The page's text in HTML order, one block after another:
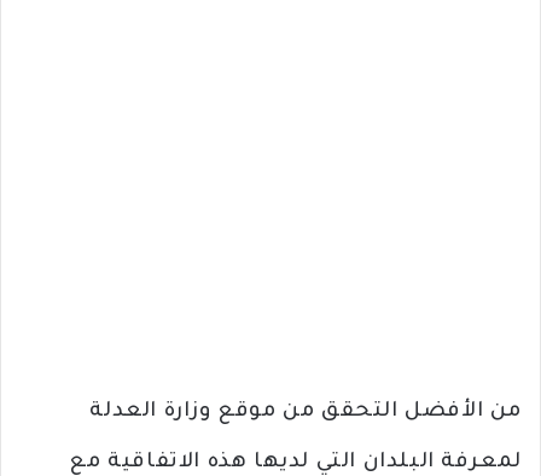
من الأفضل التحقق من موقع وزارة العدلة
لمعرفة البلدان التي لديها هذه الاتفاقية مع